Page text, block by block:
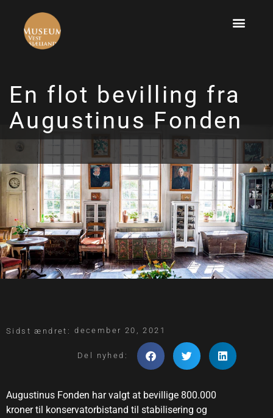
En flot bevilling fra
Augustinus Fonden
Sidst ændret: december 20, 2021
Del nyhed:
Augustinus Fonden har valgt at bevillige 800.000
kroner til konservatorbistand til stabilisering og